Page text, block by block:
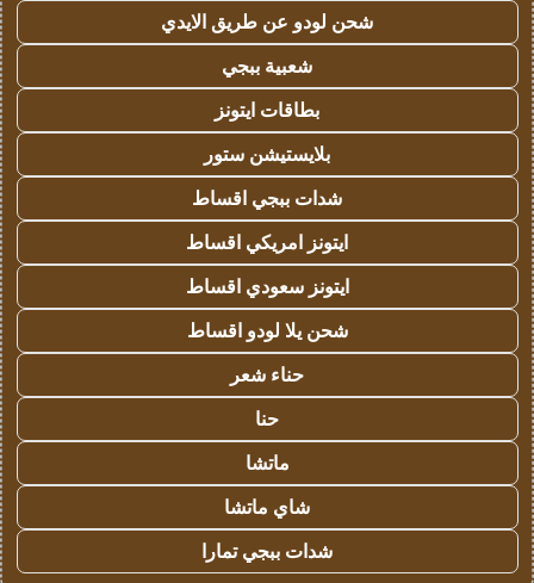
شحن لودو عن طريق الايدي
شعبية ببجي
بطاقات ايتونز
بلايستيشن ستور
شدات ببجي اقساط
ايتونز امريكي اقساط
ايتونز سعودي اقساط
شحن يلا لودو اقساط
حناء شعر
حنا
ماتشا
شاي ماتشا
شدات ببجي تمارا